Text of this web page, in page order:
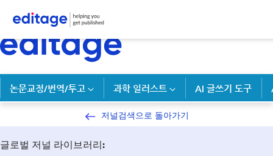
논문교정/번역/투고 과학 일러스트 AI 글쓰기 도구
저널검색으로 돌아가기
글로벌 저널 라이브러리: